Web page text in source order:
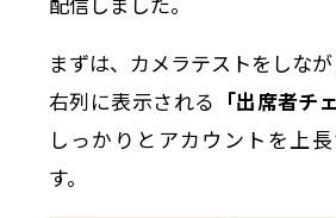
まずは、カメラテストをしなが
右列に表示される 「出席者チ
しっかりとアカウントを上
す。